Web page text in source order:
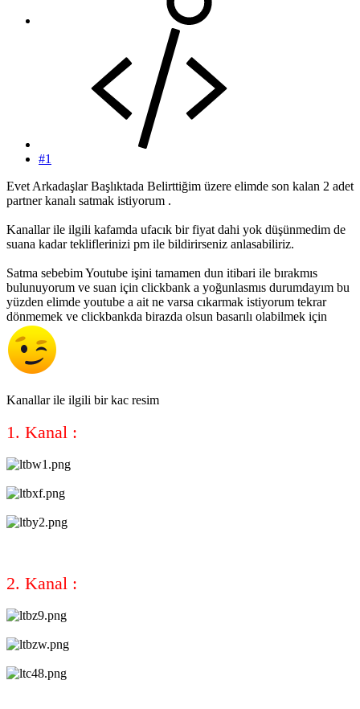
#1
Evet Arkadaşlar Başlıktada Belirttiğim üzere elimde son kalan 2 adet
partner kanalı satmak istiyorum .
Kanallar ile ilgili kafamda ufacık bir fiyat dahi yok düşünmedim de
suana kadar tekliflerinizi pm ile bildirirseniz anlasabiliriz.
Satma sebebim Youtube işini tamamen dun itibari ile bırakmıs
bulunuyorum ve suan için clickbank a yoğunlasmıs durumdayım bu
yüzden elimde youtube a ait ne varsa cıkarmak istiyorum tekrar
dönmemek ve clickbankda birazda olsun basarılı olabilmek için
Kanallar ile ilgili bir kac resim
1. Kanal :
2. Kanal :